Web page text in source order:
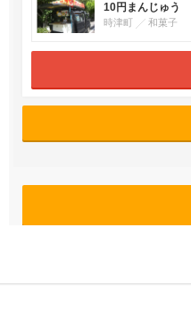
10円まんじゅう
時津町 和菓子